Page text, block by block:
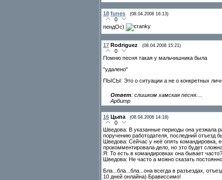
18 funes (08.04.2008 16:13)
0
пендОс)
17 Rodriguez (08.04.2008 15:21)
0
Помню песня такая у мальчишника была
"удалено"
ПЫСЫ: Это о ситуации а не о конкретных
Ответ: слишком хамская песня....
Арбитр
16 Цыпа (08.04.2008 14:18)
0
Шведова: В указанные периоды она уезжала
поручению работодателя, последний отъезд
Шведова: Сейчас у неё опять командировка,
прокомментировала дело, но это будет
Я: То есть в командировках она бывает часто?
Шведова: Не часто а можно сказать
Бла...бла...бла...она всегда в разъездах,
10 дней онлайна) Брависсимо!